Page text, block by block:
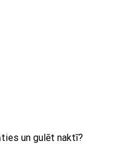
un gulēt naktī?